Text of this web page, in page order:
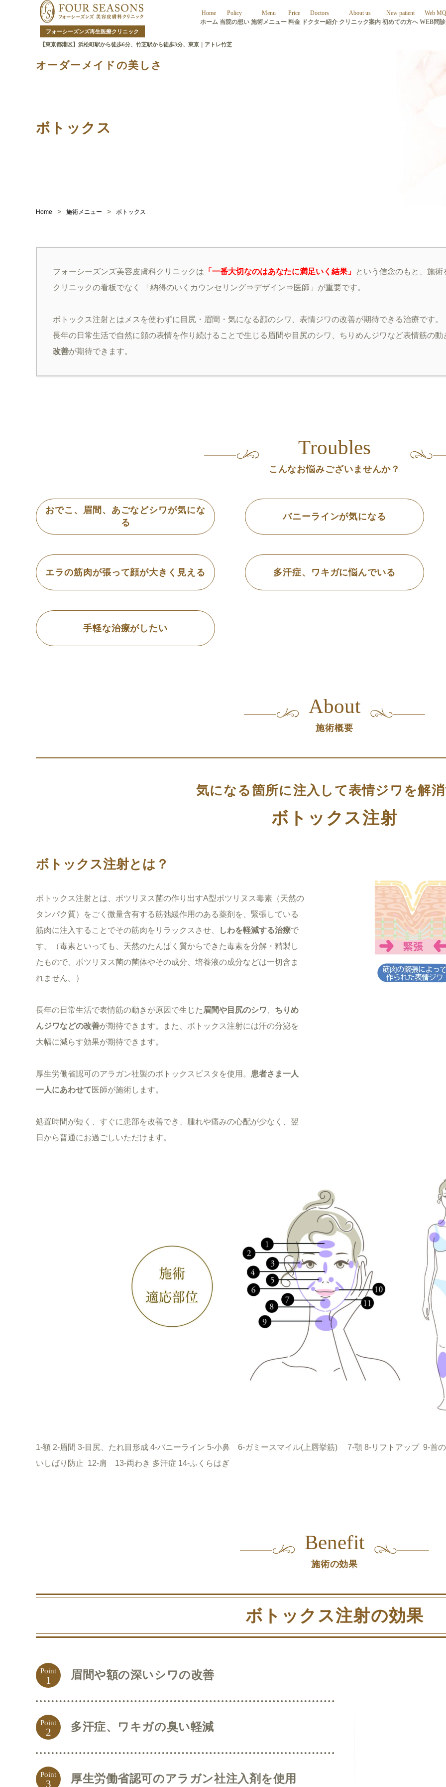
フォーシーズンズ再生医療クリニック
Home
ホーム
Policy
当院の想い
Menu
施術メニュー
Price
料金
Doctors
ドクター紹介
About us
クリニック案内
New patient
初めての方へ
Web
WEB問
【東京都港区】浜松町駅から徒歩6分、竹芝駅から徒歩3分、東京｜アトレ竹芝
ボトックス
オーダーメイドの美しさ
Home > 施術メニュー > ボトックス
フォーシーズンズ美容皮膚科クリニックは 「一番大切なのはあなたに満足いく結果」
という信念のもと、施
クリニックの看板でなく 「納得のいくカウンセリング⇒デザイン⇒医師」が重要です。
ボトックス注射とはメスを使わずに目尻・眉間・気になる顔のシワ、表情ジワの改善が期待できる治療です。
長年の日常生活で自然に顔の表情を作り続けることで生じる眉間や目尻のシワ、ちりめんジワなど表情筋の動
改善が期待できます。
Troubles
こんなお悩みございませんか？
おでこ、眉間、あごなどシワが気にな
る
バニーラインが気になる
エラの筋肉が張って顔が大きく見える 多汗症、ワキガに悩んでいる
手軽な治療がしたい
About
施術概要
気になる箇所に注入して表情ジワを解
ボトックス注射
ボトックス注射とは？
ボトックス注射とは、ボツリヌス菌の作り出すA型ボツリヌス毒素（天然の
タンパク質）をごく微量含有する筋弛緩作用のある薬剤を、緊張している
筋肉に注入することでその筋肉をリラックスさせ、
しわを軽減する治療で
す。（毒素といっても、天然のたんぱく質からできた毒素を分解・精製し
たもので、ボツリヌス菌の菌体やその成分、培養液の成分などは一切含ま
れません。）
長年の日常生活で表情筋の動きが原因で生じた 眉間や目尻のシワ
ちりめ
んジワなどの改善が期待できます。また、ボトックス注射には汗の分泌を
大幅に減らす効果が期待できます。
厚生労働省認可のアラガン社製のボトックスビスタを使用。 患者さま一人
一人にあわせて医師が施術します。
処置時間が短く、すぐに患部を改善でき、腫れや痛みの心配が少なく、翌
日から普通にお過ごしいただけます。
1-額 2-眉間 3-目尻、たれ目形成 4-バニーライン 5-小鼻 6-ガミースマイル(上唇挙筋) 7-顎 8-リフトアップ 9-首
いしばり防止 12-肩 13-両わき 多汗症 14-ふくらはぎ
Benefit
施術の効果
ボトックス注射の効果
Point
1 眉間や額の深いシワの改善
Point
2 多汗症、ワキガの臭い軽減
Point
3 厚生労働省認可のアラガン社注入剤を使用